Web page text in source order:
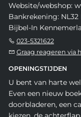
Website/webshop:
Bankrekening:
Bijbel-In
023-5321622
Graag reageren via
OPENINGSTIJDEN
U bent van harte
Even een nieuw
doorbladeren, een